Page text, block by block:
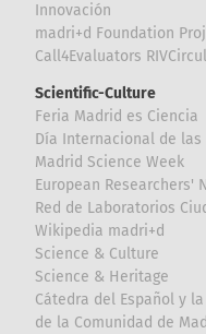
Innovación
madri+d Foundation
Call4Evaluators
Scientific-Culture
Feria Madrid es Ciencia
Día Internacional de
Madrid Science Week
European Researchers'
Red de Laboratorios
Wikipedia madri+d
Science & Culture
Science & Heritage
Cátedra del Español y
de la Comunidad de